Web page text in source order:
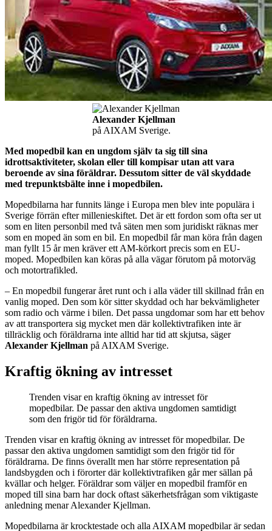
Alexander Kjellman
på AIXAM Sverige.
Med mopedbil kan en ungdom själv ta sig till sina
idrottsaktiviteter, skolan eller till kompisar utan att vara
beroende av sina föräldrar. Dessutom sitter de väl skyddade
med trepunktsbälte inne i mopedbilen.
Mopedbilarna har funnits länge i Europa men blev inte populära i
Sverige förrän efter millenieskiftet. Det är ett fordon som ofta ser ut
som en liten personbil med två säten men som juridiskt räknas mer
som en moped än som en bil. En mopedbil får man köra från dagen
man fyllt 15 år men kräver ett AM-körkort precis som en EU-
moped. Mopedbilen kan köras på alla vägar förutom på motorväg
och motortrafikled.
– En mopedbil fungerar året runt och i alla väder till skillnad från en
vanlig moped. Den som kör sitter skyddad och har bekvämligheter
som radio och värme i bilen. Det passa ungdomar som har ett behov
av att transportera sig mycket men där kollektivtrafiken inte är
tillräcklig och föräldrarna inte alltid har tid att skjutsa, säger
Alexander Kjellman på AIXAM Sverige.
Kraftig ökning av intresset
Trenden visar en kraftig ökning av intresset för
mopedbilar. De passar den aktiva ungdomen samtidigt
som den frigör tid för föräldrarna.
Trenden visar en kraftig ökning av intresset för mopedbilar. De
passar den aktiva ungdomen samtidigt som den frigör tid för
föräldrarna. De finns överallt men har större representation på
landsbygden och i förorter där kollektivtrafiken går mer sällan på
kvällar och helger. Föräldrar som väljer en mopedbil framför en
moped till sina barn har dock oftast säkerhetsfrågan som viktigaste
anledning menar Alexander Kjellman.
Mopedbilarna är krocktestade och alla AIXAM mopedbilar är sedan